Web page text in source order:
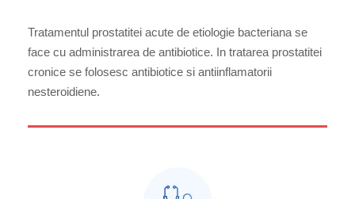
Tratamentul prostatitei acute de etiologie bacteriana se
face cu administrarea de antibiotice. In tratarea prostatitei
cronice se folosesc antibiotice si antiinflamatorii
nesteroidiene.